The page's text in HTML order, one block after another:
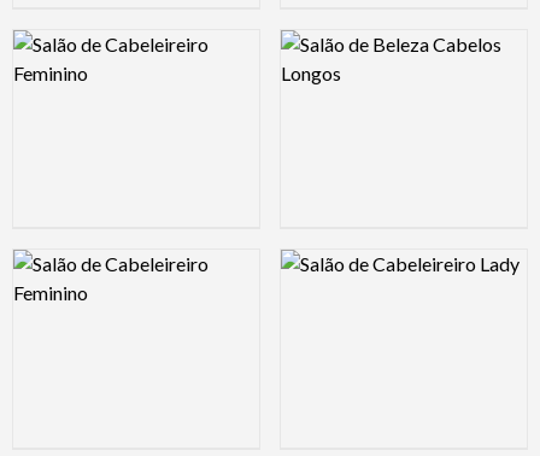
Logo Preview Image Logo Preview Image
Logo Preview Image Logo Preview Image